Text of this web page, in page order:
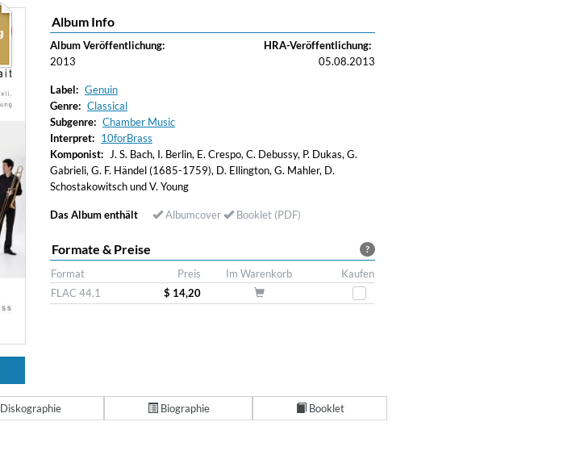
Album Info
Album Veröffentlichung:
2013
HRA-Veröffentlichung:
05.08.2013
Label: Genuin
Genre: Classical
Subgenre: Chamber Music
Interpret: 10forBrass
Komponist:
J. S. Bach, I. Berlin, E. Crespo, C. Debussy, P. Dukas, G.
Gabrieli, G. F. Händel (1685-1759), D. Ellington, G. Mahler, D.
Schostakowitsch und V. Young
Das Album enthält Albumcover Booklet (PDF)
?
Formate & Preise
Format Preis Im Warenkorb
Kaufen
FLAC 44.1
$ 14,20
Diskographie Biographie Booklet